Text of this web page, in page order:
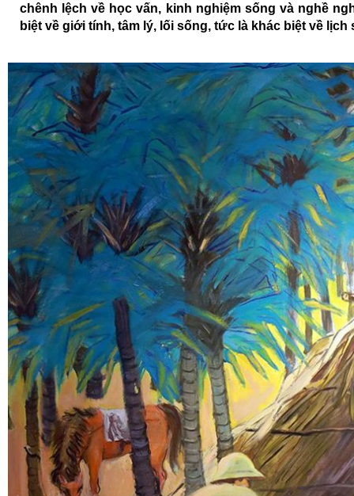
chênh lệch về học vấn, kinh nghiệm sống và nghề
biệt về giới tính, tâm lý, lối sống, tức là khác biệt về lịch